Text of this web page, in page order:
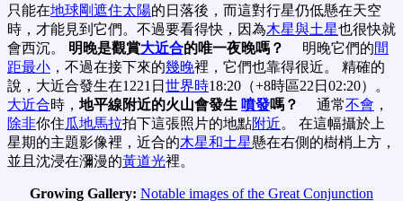
只能在地球剛遮住太陽的日落後，而這對行星仍低懸在天空
時，才能見到它們。不過要看得快，因為木星與土星也很快就
會西沉。 明晚是觀賞大近合的唯一夜晚嗎？ 明晚它們的間
距最小 ，不過在接下來的幾晚裡，它們也靠得很近。 精確的
說，大近合發生在1221日 世界時18:20（+8時區22日02:20）。
大近合時， 地平線附近的火山會發生 噴發嗎？ 通常不會 ，
除非你住瓜地馬拉拍下這張照片的地點附近。 在這幅攝於上
星期的主題影像裡，近合的木星和土星懸在右側的樹梢上方，
並且沈浸在瀰漫的黃道光裡。
Growing Gallery: Notable images of the Great Conjunction